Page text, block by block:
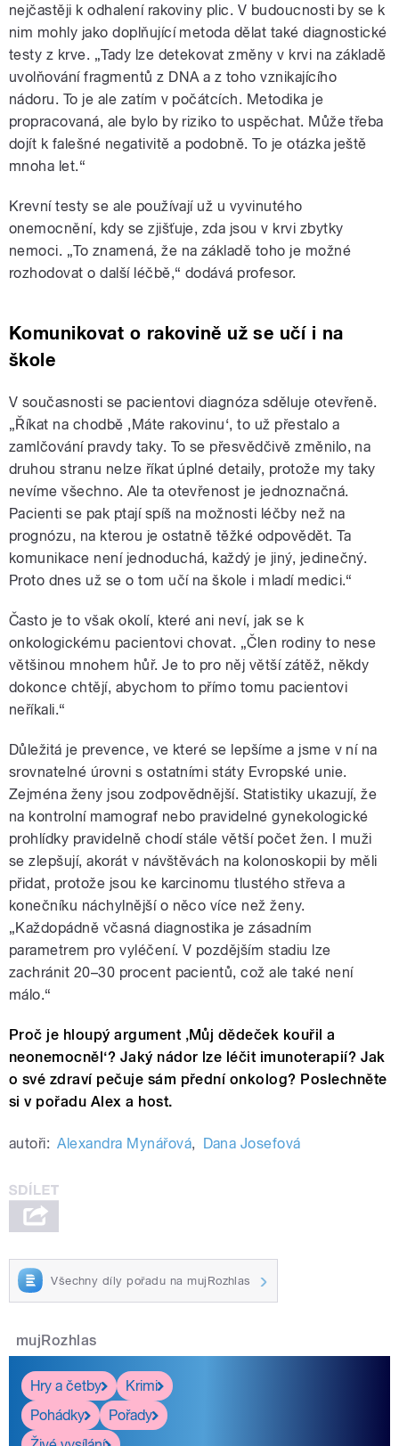
nejčastěji k odhalení rakoviny plic. V budoucnosti by se k
nim mohly jako doplňující metoda dělat také diagnostické
testy z krve. „Tady lze detekovat změny v krvi na základě
uvolňování fragmentů z DNA a z toho vznikajícího
nádoru. To je ale zatím v počátcích. Metodika je
propracovaná, ale bylo by riziko to uspěchat. Může třeba
dojít k falešné negativitě a podobně. To je otázka ještě
mnoha let.“
Krevní testy se ale používají už u vyvinutého
onemocnění, kdy se zjišťuje, zda jsou v krvi zbytky
nemoci. „To znamená, že na základě toho je možné
rozhodovat o další léčbě,“ dodává profesor.
Komunikovat o rakovině už se učí i na
škole
V současnosti se pacientovi diagnóza sděluje otevřeně.
„Říkat na chodbě ‚Máte rakovinu‘, to už přestalo a
zamlčování pravdy taky. To se přesvědčivě změnilo, na
druhou stranu nelze říkat úplné detaily, protože my taky
nevíme všechno. Ale ta otevřenost je jednoznačná.
Pacienti se pak ptají spíš na možnosti léčby než na
prognózu, na kterou je ostatně těžké odpovědět. Ta
komunikace není jednoduchá, každý je jiný, jedinečný.
Proto dnes už se o tom učí na škole i mladí medici.“
Často je to však okolí, které ani neví, jak se k
onkologickému pacientovi chovat. „Člen rodiny to nese
většinou mnohem hůř. Je to pro něj větší zátěž, někdy
dokonce chtějí, abychom to přímo tomu pacientovi
neříkali.“
Důležitá je prevence, ve které se lepšíme a jsme v ní na
srovnatelné úrovni s ostatními státy Evropské unie.
Zejména ženy jsou zodpovědnější. Statistiky ukazují, že
na kontrolní mamograf nebo pravidelné gynekologické
prohlídky pravidelně chodí stále větší počet žen. I muži
se zlepšují, akorát v návštěvách na kolonoskopii by měli
přidat, protože jsou ke karcinomu tlustého střeva a
konečníku náchylnější o něco více než ženy.
„Každopádně včasná diagnostika je zásadním
parametrem pro vyléčení. V pozdějším stadiu lze
zachránit 20–30 procent pacientů, což ale také není
málo.“
Proč je hloupý argument ‚Můj dědeček kouřil a
neonemocněl‘? Jaký nádor lze léčit imunoterapií? Jak
o své zdraví pečuje sám přední onkolog? Poslechněte
si v pořadu Alex a host.
autoři: Alexandra Mynářová, Dana Josefová
Všechny díly pořadu na mujRozhlas
mujRozhlas
Hry a četby
Krimi
Pohádky
Pořady